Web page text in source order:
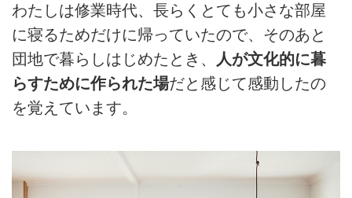
わたしは修業時代、長らくとても小さな部屋
に寝るためだけに帰っていたので、そのあと
団地で暮らしはじめたとき、
人が文化的に暮
らすために作られた場だと感じて感動したの
を覚えています。